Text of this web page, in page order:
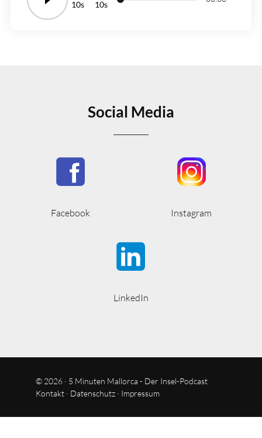
10 10
Social Media
Facebook Instagram
LinkedIn
© 2026 · 5 Minuten Mallorca - Der Insel-Podcast
Kontakt· Datenschutz· Impressum